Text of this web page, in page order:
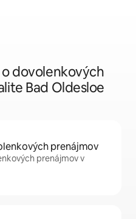
dovolenkových
Bad Oldesloe
prenájmov
prenájmov v